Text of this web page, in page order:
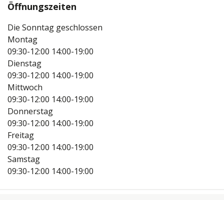
Öffnungszeiten
Die Sonntag geschlossen
Montag
09:30-12:00 14:00-19:00
Dienstag
09:30-12:00 14:00-19:00
Mittwoch
09:30-12:00 14:00-19:00
Donnerstag
09:30-12:00 14:00-19:00
Freitag
09:30-12:00 14:00-19:00
Samstag
09:30-12:00 14:00-19:00